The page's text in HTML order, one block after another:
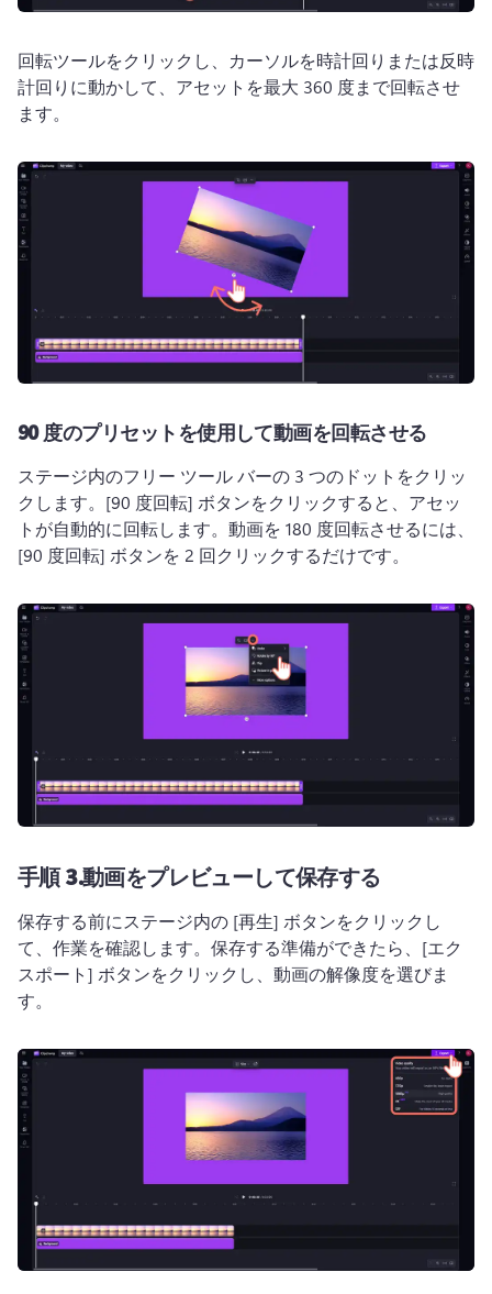
回転ツールをクリックし、カーソルを時計回りまたは反時
計回りに動かして、アセットを最大 360 度まで回転させ
ます。
90 度のプリセットを使用して動画を回転させる
ステージ内のフリー ツール バーの 3 つのドットをクリッ
クします。 [90 度回転] ボタンをクリックすると、アセッ
トが自動的に回転します。 動画を 180 度回転させるには、
[90 度回転] ボタンを 2 回クリックするだけです。
手順 3.動画をプレビューして保存する
保存する前にステージ内の [再生] ボタンをクリックし
て、作業を確認します。 保存する準備ができたら、[エク
スポート] ボタンをクリックし、動画の解像度を選びま
す。